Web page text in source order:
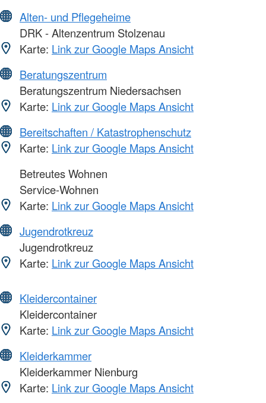
Alten- und Pflegeheime
DRK - Altenzentrum Stolzenau
Karte: Link zur Google Maps Ansicht
Beratungszentrum
Beratungszentrum Niedersachsen
Karte: Link zur Google Maps Ansicht
Bereitschaften / Katastrophenschutz
Karte: Link zur Google Maps Ansicht
Betreutes Wohnen
Service-Wohnen
Karte: Link zur Google Maps Ansicht
Jugendrotkreuz
Jugendrotkreuz
Karte: Link zur Google Maps Ansicht
Kleidercontainer
Kleidercontainer
Karte: Link zur Google Maps Ansicht
Kleiderkammer
Kleiderkammer Nienburg
Karte: Link zur Google Maps Ansicht